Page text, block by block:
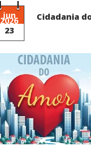
jun
2026
23
Cidadania